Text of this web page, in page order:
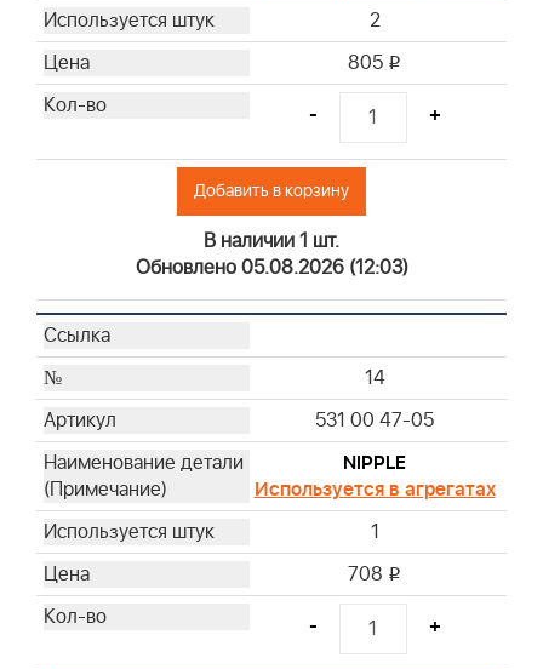
2
805 i
- +
Добавить в корзину
В наличии 1 шт.
Обновлено 05.08.2026 (12:03)
14
531 00 47-05
NIPPLE
Используется в агрегатах
1
708 i
- +